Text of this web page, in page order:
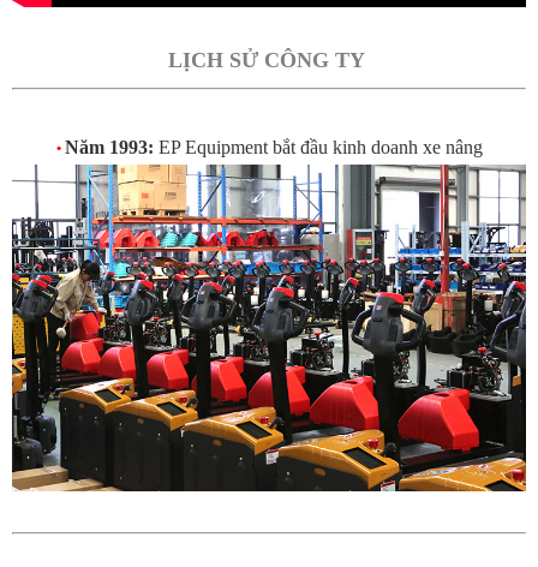
LỊCH SỬ CÔNG TY
• Năm 1993: EP Equipment bắt đầu kinh doanh xe nâng